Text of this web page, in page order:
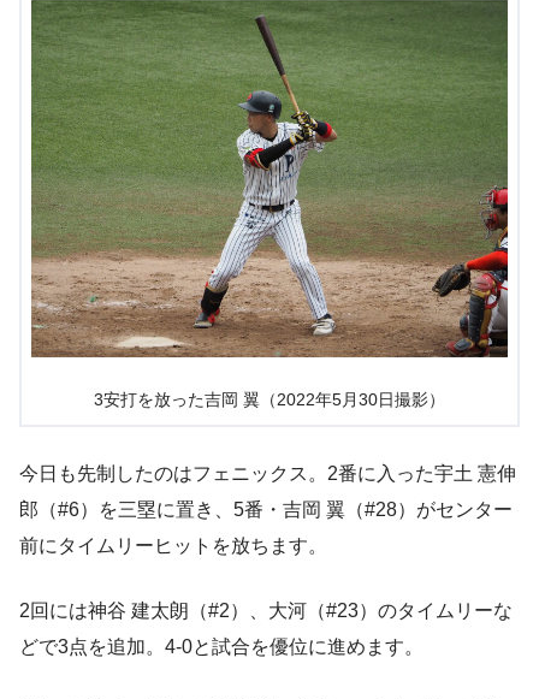
3安打を放った吉岡 翼（2022年5月30日撮影）
今日も先制したのはフェニックス。2番に入った宇土 憲伸
郎（#6）を三塁に置き、5番・吉岡 翼（#28）がセンター
前にタイムリーヒットを放ちます。
2回には神谷 建太朗（#2）、大河（#23）のタイムリーな
どで3点を追加。4-0と試合を優位に進めます。